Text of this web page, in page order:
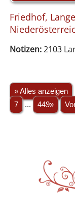
Friedhof,
Notizen:2103
» Alles anzeigen
7
... 449»